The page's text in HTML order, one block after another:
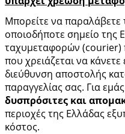
Μπορείτε να παραλάβετε
οποιοδήποτε σημείο της
ταχυμεταφορών (courier)
που χρειάζεται να
διεύθυνση αποστολής
παραγγελίας σας. Για εμάς
δυσπρόσιτες και
περιοχές της Ελλάδας
κόστος.